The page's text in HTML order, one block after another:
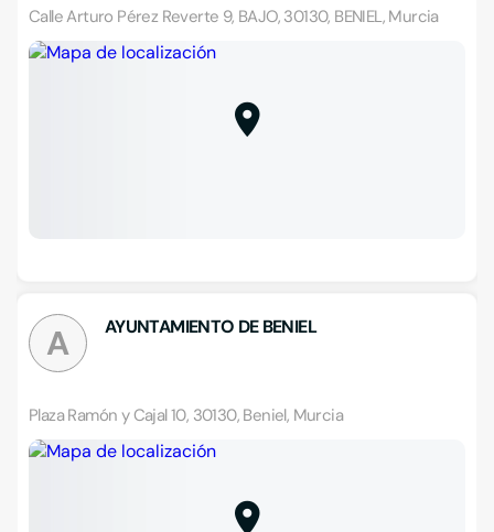
Calle Arturo Pérez Reverte 9, BAJO, 30130, BENIEL, Murcia
A AYUNTAMIENTO DE BENIEL
Plaza Ramón y Cajal 10, 30130, Beniel, Murcia